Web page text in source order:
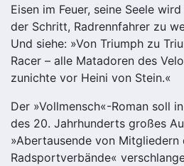
Eisen im Feuer, seine Seele
der Schritt, Radrennfahrer zu
Und siehe: »Von Triumph zu
Racer – alle Matadoren des
zunichte vor Heini von Stein.«
Der »Vollmensch«-Roman soll
des 20. Jahrhunderts großes
»Abertausende von Mitgliedern
Radsportverbände«